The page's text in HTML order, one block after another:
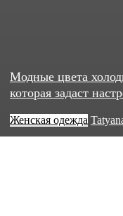
Модные цвета
которая задаст
Женская одежда